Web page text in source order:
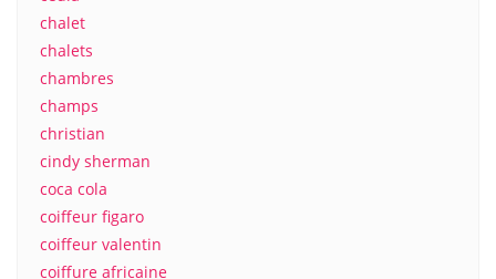
chalet
chalets
chambres
champs
christian
cindy sherman
coca cola
coiffeur figaro
coiffeur valentin
coiffure africaine